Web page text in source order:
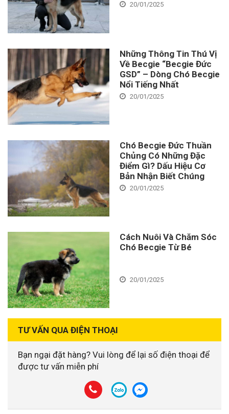
20/01/2025
Những Thông Tin Thú Vị
Về Becgie “Becgie Đức
GSD” – Dòng Chó Becgie
Nổi Tiếng Nhất
20/01/2025
Chó Becgie Đức Thuần
Chủng Có Những Đặc
Điểm Gì? Dấu Hiệu Cơ
Bản Nhận Biết Chúng
20/01/2025
Cách Nuôi Và Chăm Sóc
Chó Becgie Từ Bé
20/01/2025
TƯ VẤN QUA ĐIỆN THOẠI
Bạn ngại đặt hàng? Vui lòng để lại số điện thoại để
được tư vấn miễn phí